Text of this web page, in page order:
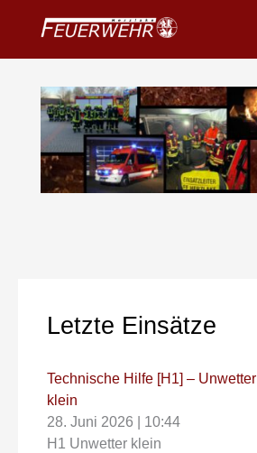
Letzte Einsätze
Technische Hilfe [H1] – Unwetter
klein
28. Juni 2026
10:44
H1 Unwetter klein